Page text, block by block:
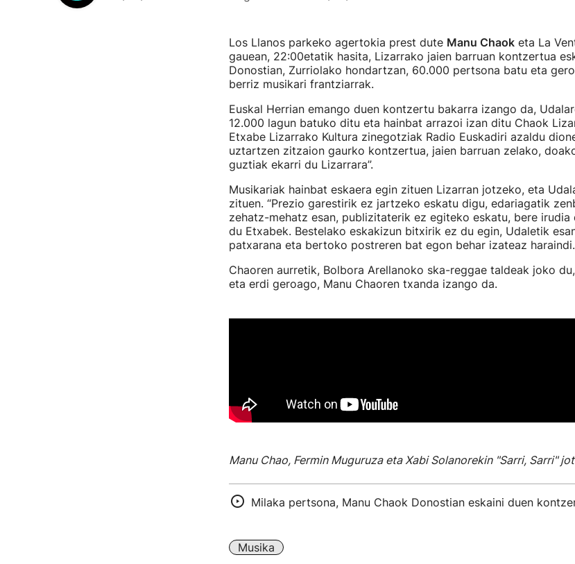
Los Llanos parkeko agertokia prest dute Manu Chaoketa La
gauean, 22:00etatik hasita, Lizarrako jaien barruan kontzertua
Donostian, Zurriolako hondartzan, 60.000 pertsona batu eta
berriz musikari frantziarrak.
Euskal Herrian emango duen kontzertu bakarra izango da,
12.000 lagun batuko ditu eta hainbat arrazoi izan ditu Chaok
Etxabe Lizarrako Kultura zinegotziak Radio Euskadiri azaldu
uztartzen zitzaion gaurko kontzertua, jaien barruan zelako,
guztiak ekarri du Lizarrara”.
Musikariak hainbat eskaera egin zituen Lizarran jotzeko, eta
zituen. “Prezio garestirik ez jartzeko eskatu digu, edariagatik
zehatz-mehatz esan, publizitaterik ez egiteko eskatu, bere irudia
du Etxabek. Bestelako eskakizun bitxirik ez du egin, Udaletik
patxarana eta bertoko postreren bat egon behar izateaz haraindi.
Chaoren aurretik, Bolbora Arellanoko ska-reggae taldeak joko
eta erdi geroago, Manu Chaoren txanda izango da.
Manu Chao, Fermin Muguruza eta Xabi Solanorekin "Sarri, Sarri"
Milaka pertsona, Manu Chaok Donostian eskaini duen
Musika